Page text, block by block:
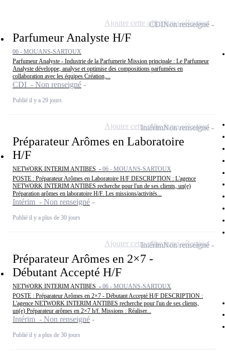
Parfumeur Analyste H/F
06 - MOUANS-SARTOUX
Parfumeur Analyste - Industrie de la Parfumerie Mission principale : Le Parfumeur
Analyste développe, analyse et optimise des compositions parfumées en
collaboration avec les équipes Création,...
CDI - Non renseigné
Publié il y a 29 jours
CDINon renseigné
Ajouter cette offre à ma sélection
Préparateur Arômes en Laboratoire
H/F
NETWORK INTERIM ANTIBES - 06 - MOUANS-SARTOUX
POSTE : Préparateur Arômes en Laboratoire H/F DESCRIPTION : L'agence
NETWORK INTERIM ANTIBES recherche pour l'un de ses clients, un(e)
Préparation arômes en laboratoire H/F. Les missions/activités...
Intérim - Non renseigné
Publié il y a plus de 30 jours
IntérimNon renseigné
Ajouter cette offre à ma sélection
Préparateur Arômes en 2×7 -
Débutant Accepté H/F
NETWORK INTERIM ANTIBES - 06 - MOUANS-SARTOUX
POSTE : Préparateur Arômes en 2×7 - Débutant Accepté H/F DESCRIPTION :
L'agence NETWORK INTERIM ANTIBES recherche pour l'un de ses clients,
un(e) Préparateur arômes en 2×7 h/f. Missions : Réaliser...
Intérim - Non renseigné
Publié il y a plus de 30 jours
IntérimNon renseigné
Ajouter cette offre à ma sélection